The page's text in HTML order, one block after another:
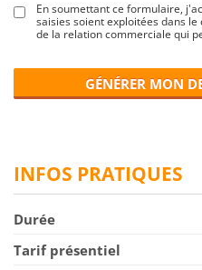
En soumettant ce formulaire,
saisies soient exploitées dans
de la relation commerciale qui
GÉNÉRER MON
INFOS PRATIQUES
Durée
Tarif présentiel